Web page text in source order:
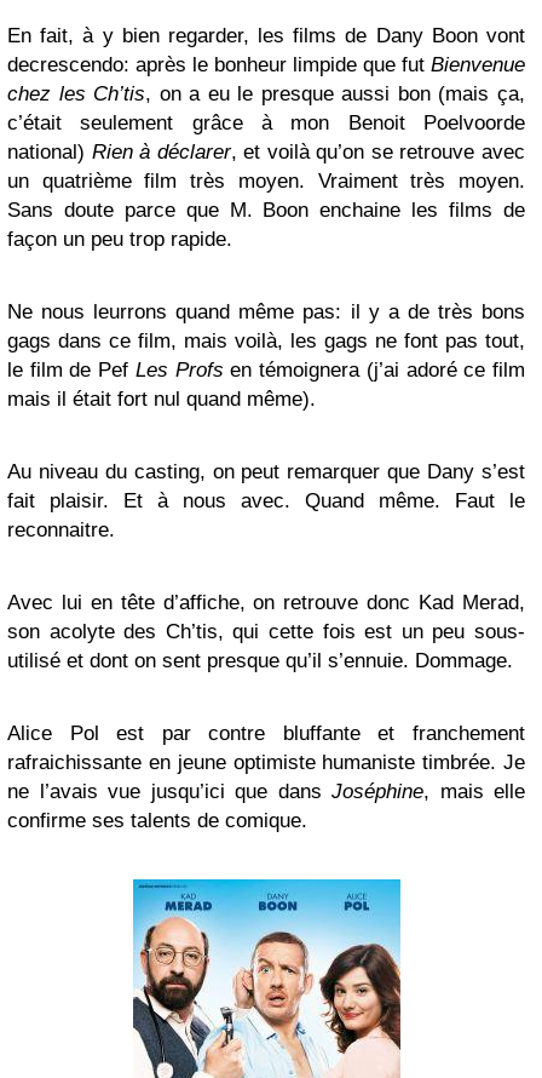
En fait, à y bien regarder, les films de Dany Boon vont
decrescendo: après le bonheur limpide que fut Bienvenue
chez les Ch’tis, on a eu le presque aussi bon (mais ça,
c’était seulement grâce à mon Benoit Poelvoorde
national) Rien à déclarer, et voilà qu’on se retrouve avec
un quatrième film très moyen. Vraiment très moyen.
Sans doute parce que M. Boon enchaine les films de
façon un peu trop rapide.
Ne nous leurrons quand même pas: il y a de très bons
gags dans ce film, mais voilà, les gags ne font pas tout,
le film de Pef Les Profs en témoignera (j’ai adoré ce film
mais il était fort nul quand même).
Au niveau du casting, on peut remarquer que Dany s’est
fait plaisir. Et à nous avec. Quand même. Faut le
reconnaitre.
Avec lui en tête d’affiche, on retrouve donc Kad Merad,
son acolyte des Ch’tis, qui cette fois est un peu sous-
utilisé et dont on sent presque qu’il s’ennuie. Dommage.
Alice Pol est par contre bluffante et franchement
rafraichissante en jeune optimiste humaniste timbrée. Je
ne l’avais vue jusqu’ici que dans Joséphine, mais elle
confirme ses talents de comique.